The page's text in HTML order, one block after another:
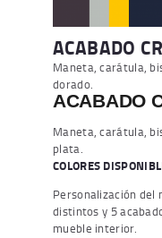
ACABADO
Maneta, carátula,
dorado.
ACABADO
Maneta, carátula,
plata.
COLORES
Personalización del
distintos y 5
mueble interior.